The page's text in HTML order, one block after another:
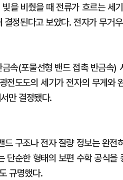
을 비췄을 때 전류가 흐르는
정된다고 보았다. 전자가 무거
속(포물선형 밴드 접촉 반금속)
전도도의 세기가 전자의 무게와
만 결정됐다.
드 구조나 전자 질량 정보는 완
단순한 형태의 보편 수학 공식
규명했다.